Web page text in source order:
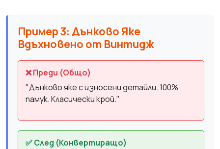
Пример 3: Дънково Яке
Вдъхновено от Винтидж
❌ Преди (Общо)
"Дънково яке с износени детайли. 100%
памук. Класически крой."
✅ След (Конвертиращо)